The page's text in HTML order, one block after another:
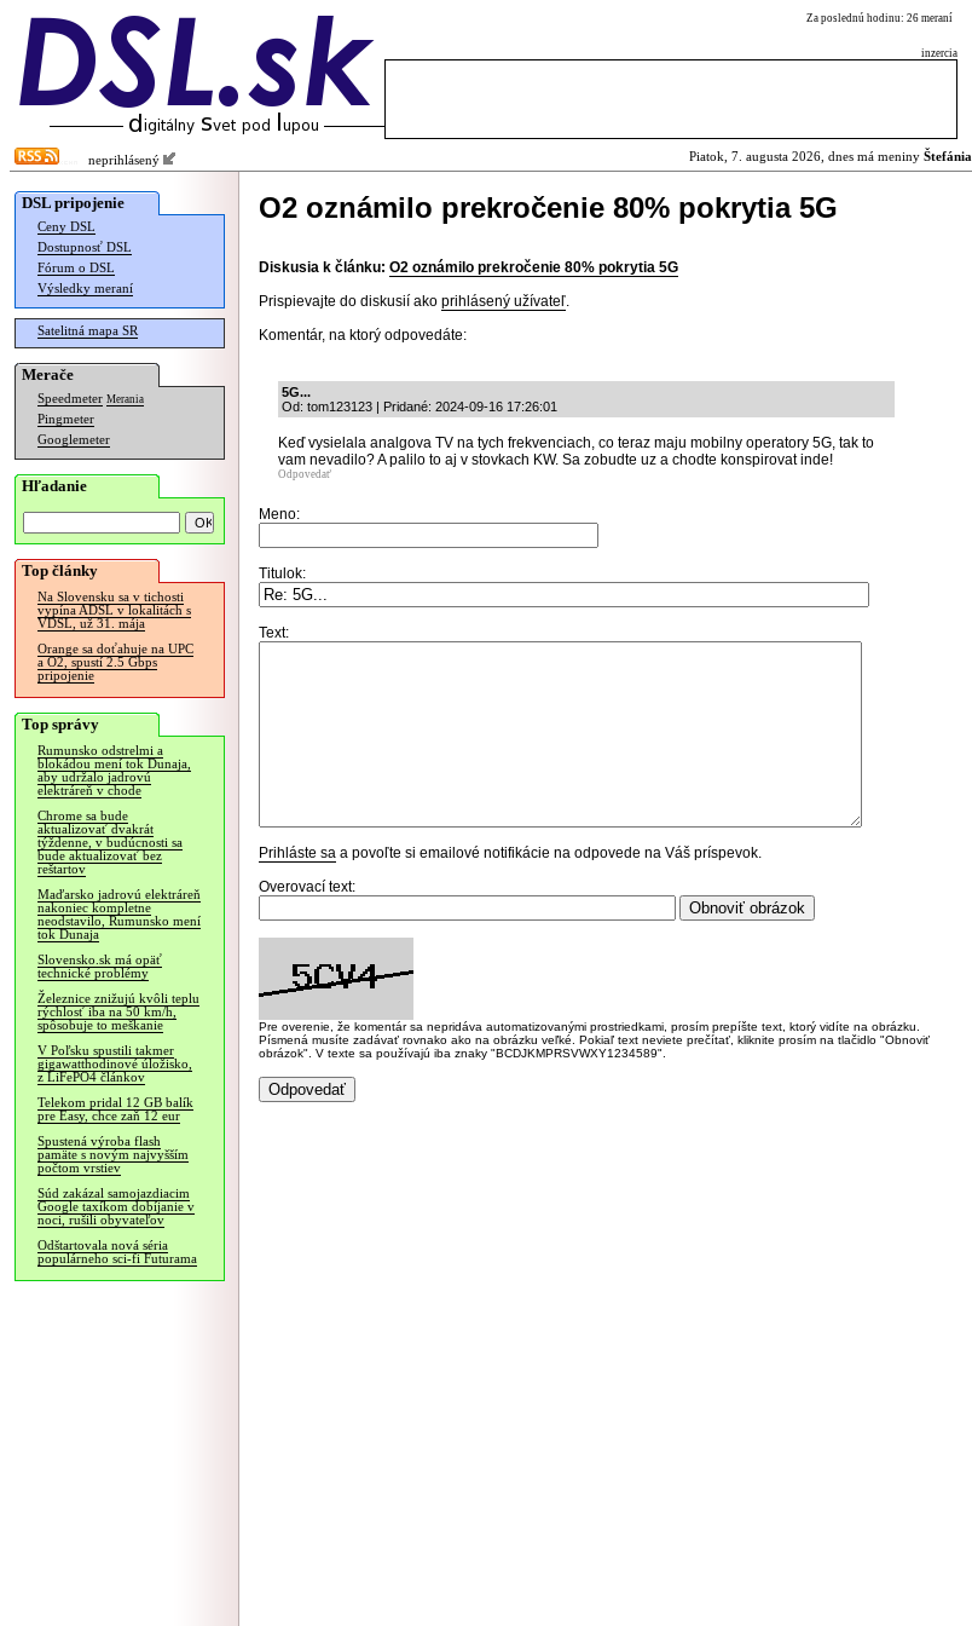
Za poslednú hodinu: 26 meraní
inzercia
neprihlásený Piatok, 7. augusta 2026, dnes má meniny Štefánia
DSL pripojenie
Ceny DSL
Dostupnosť DSL
Fórum o DSL
Výsledky meraní
Satelitná mapa SR
Merače
Speedmeter Merania
Pingmeter
Googlemeter
Hľadanie
Top články
Na Slovensku sa v tichosti
vypína ADSL v lokalitách s
VDSL, už 31. mája
Orange sa doťahuje na UPC
a O2, spustí 2.5 Gbps
pripojenie
Top správy
Rumunsko odstrelmi a
blokádou mení tok Dunaja,
aby udržalo jadrovú
elektráreň v chode
Chrome sa bude
aktualizovať dvakrát
týždenne, v budúcnosti sa
bude aktualizovať bez
reštartov
Maďarsko jadrovú elektráreň
nakoniec kompletne
neodstavilo, Rumunsko mení
tok Dunaja
Slovensko.sk má opäť
technické problémy
Železnice znižujú kvôli teplu
rýchlosť iba na 50 km/h,
spôsobuje to meškanie
V Poľsku spustili takmer
gigawatthodinové úložisko,
z LiFePO4 článkov
Telekom pridal 12 GB balík
pre Easy, chce zaň 12 eur
Spustená výroba flash
pamäte s novým najvyšším
počtom vrstiev
Súd zakázal samojazdiacim
Google taxíkom dobíjanie v
noci, rušili obyvateľov
Odštartovala nová séria
populárneho sci-fi Futurama
O2 oznámilo prekročenie 80% pokrytia 5G
Diskusia k článku: O2 oznámilo prekročenie 80% pokrytia 5G
Prispievajte do diskusií ako prihlásený užívateľ.
Komentár, na ktorý odpovedáte:
5G...
Od: tom123123 | Pridané: 2024-09-16 17:26:01
Keď vysielala analgova TV na tych frekvenciach, co teraz maju mobilny operatory 5G, tak to
vam nevadilo? A palilo to aj v stovkach KW. Sa zobudte uz a chodte konspirovat inde!
Odpovedať
Meno:
Titulok:
Text:
Prihláste sa a povoľte si emailové notifikácie na odpovede na Váš príspevok.
Overovací text:
Pre overenie, že komentár sa nepridáva automatizovanými prostriedkami, prosím prepíšte text, ktorý vidíte na obrázku.
Písmená musíte zadávať rovnako ako na obrázku veľké. Pokiaľ text neviete prečítať, kliknite prosím na tlačidlo "Obnoviť
obrázok". V texte sa používajú iba znaky "BCDJKMPRSVWXY1234589".